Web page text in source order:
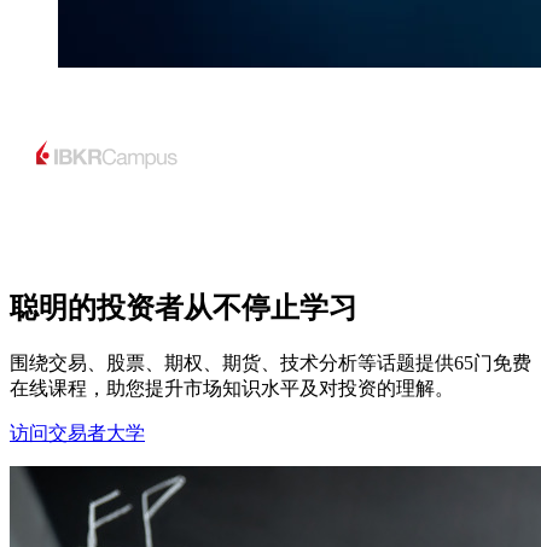
聪明的投资者从不停止学习
围绕交易、股票、期权、期货、技术分析等话题提供65门免费
在线课程，助您提升市场知识水平及对投资的理解。
访问交易者大学